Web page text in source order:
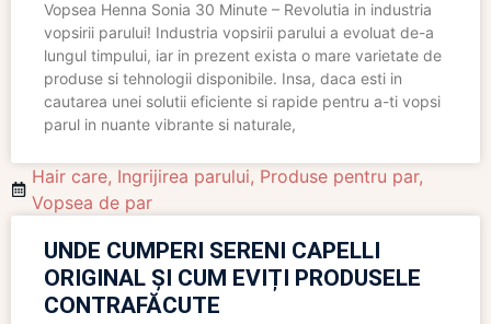
Vopsea Henna Sonia 30 Minute – Revolutia in industria
vopsirii parului! Industria vopsirii parului a evoluat de-a
lungul timpului, iar in prezent exista o mare varietate de
produse si tehnologii disponibile. Insa, daca esti in
cautarea unei solutii eficiente si rapide pentru a-ti vopsi
parul in nuante vibrante si naturale,
Hair care, Ingrijirea parului, Produse pentru par,
Vopsea de par
UNDE CUMPERI SERENI CAPELLI
ORIGINAL ȘI CUM EVIȚI PRODUSELE
CONTRAFĂCUTE